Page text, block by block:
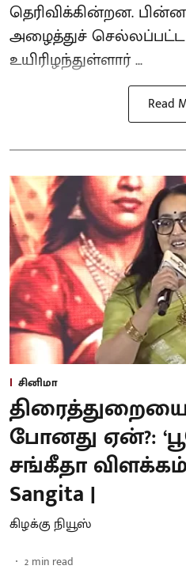
தெரிவிக்கின்றன.
அழைத்துச்
உயிரிழந்துள்ளார் ...
Read
சினிமா
திரைத்துறையை
போனது ஏன்?:
சங்கீதா விளக்கம்
Sangita |
கிழக்கு நியூஸ்
2 min read